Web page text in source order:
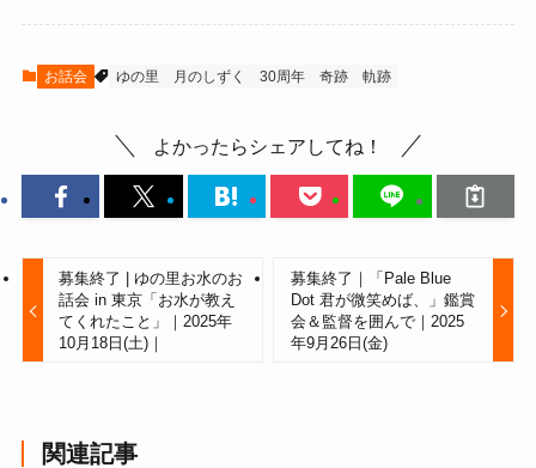
お話会 ゆの里 月のしずく 30周年 奇跡 軌跡
よかったらシェアしてね！
募集終了 | ゆの里お水のお
話会 in 東京「お水が教え
てくれたこと」｜2025年
10月18日(土)｜
募集終了｜「Pale Blue
Dot 君が微笑めば、」鑑賞
会＆監督を囲んで｜2025
年9月26日(金)
関連記事